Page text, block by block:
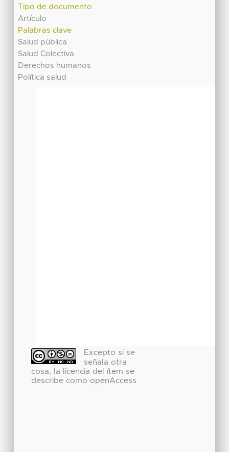
Tipo de documento
Artículo
Palabras clave
Salud pública
Salud Colectiva
Derechos humanos
Política salud
Excepto si se
señala otra
cosa, la licencia del ítem se
describe como openAccess